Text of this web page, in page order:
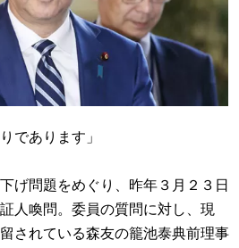
であります」
げ問題をめぐり、昨年３月２３日
人喚問。委員の質問に対し、現
されている森友の籠池泰典前理事